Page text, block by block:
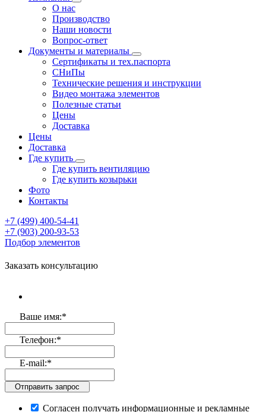
О нас
Производство
Наши новости
Вопрос-ответ
Документы и материалы
Сертификаты и тех.паспорта
СНиПы
Технические решения и инструкции
Видео монтажа элементов
Полезные статьи
Цены
Доставка
Цены
Доставка
Где купить
Где купить вентиляцию
Где купить козырьки
Фото
Контакты
+7 (499) 400-54-41
+7 (903) 200-93-53
Подбор элементов
Заказать консультацию
Ваше имя:*
Телефон:*
E-mail:*
Отправить запрос
Согласен получать информационные и рекламные